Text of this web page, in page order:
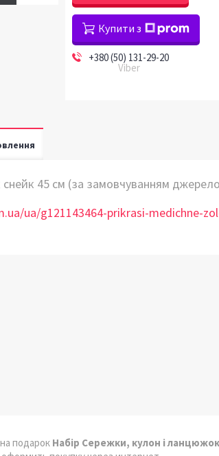
Купити з
+380 (50) 131-29-20
Viber
45 см (за замовчуванням
ua/g121143464-prikrasi-medichne-
подарок Набір Сережки, кулон і